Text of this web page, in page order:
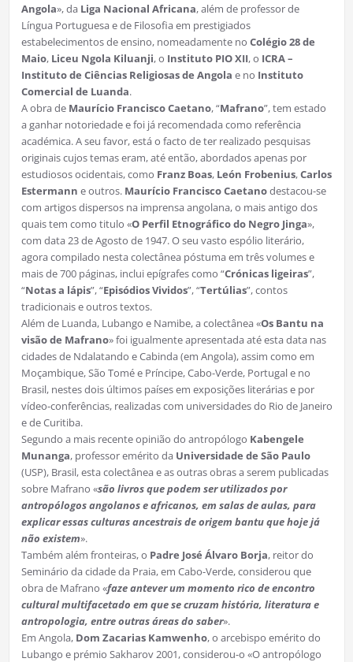
Angola», daLiga Nacional Africana, além de professor de
Língua Portuguesa e de Filosofia em prestigiados
estabelecimentos de ensino, nomeadamente no Colégio 28 de
Maio, Liceu Ngola Kiluanji, o Instituto PIO XII, o ICRA –
Instituto de Ciências Religiosas de Angola e no Instituto
Comercial de Luanda.
A obra de Maurício Francisco Caetano, “Mafrano”, tem estado
a ganhar notoriedade e foi já recomendada como referência
académica. A seu favor, está o facto de ter realizado pesquisas
originais cujos temas eram, até então, abordados apenas por
estudiosos ocidentais, como Franz Boas, León Frobenius,Carlos
Estermann e outros. Maurício Francisco Caetanodestacou-se
com artigos dispersos na imprensa angolana, o mais antigo dos
quais tem como titulo «O Perfil Etnográfico do Negro Jinga»,
com data 23 de Agosto de 1947. O seu vasto espólio literário,
agora compilado nesta colectânea póstuma em três volumes e
mais de 700 páginas, inclui epígrafes como “Crónicas ligeiras”,
“Notas a lápis”, “Episódios Vividos”, “Tertúlias”, contos
tradicionais e outros textos.
Além de Luanda, Lubango e Namibe, a colectânea «Os Bantu na
visão de Mafrano» foi igualmente apresentada até esta data nas
cidades de Ndalatando e Cabinda (em Angola), assim como em
Moçambique, São Tomé e Príncipe, Cabo-Verde, Portugal e no
Brasil, nestes dois últimos países em exposições literárias e por
vídeo-conferências, realizadas com universidades do Rio de Janeiro
e de Curitiba.
Segundo a mais recente opinião do antropólogo Kabengele
Munanga, professor emérito da Universidade de São Paulo
(USP), Brasil, esta colectânea e as outras obras a serem publicadas
sobre Mafrano «são livros que podem ser utilizados por
antropólogos angolanos e africanos, em salas de aulas, para
explicar essas culturas ancestrais de origem bantu que hoje já
não existem».
Também além fronteiras, o Padre José Álvaro Borja, reitor do
Seminário da cidade da Praia, em Cabo-Verde, considerou que
obra de Mafrano «faze antever um momento rico de encontro
cultural multifacetado em que se cruzam história, literatura e
antropologia, entre outras áreas do saber».
Em Angola,Dom Zacarias Kamwenho, o arcebispo emérito do
Lubango e prémio Sakharov 2001, considerou-o «O antropólogo